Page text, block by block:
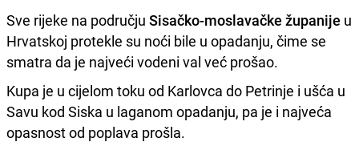
Sve rijeke na području Sisačko-moslavačke županije u
Hrvatskoj protekle su noći bile u opadanju, čime se
smatra da je najveći vodeni val već prošao.
Kupa je u cijelom toku od Karlovca do Petrinje i ušća u
Savu kod Siska u laganom opadanju, pa je i najveća
opasnost od poplava prošla.